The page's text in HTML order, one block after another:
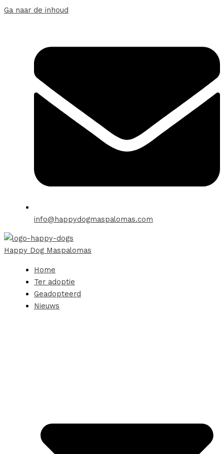
Ga naar de inhoud
info@happydogmaspalomas.com
Happy Dog Maspalomas
Home
Ter adoptie
Geadopteerd
Nieuws